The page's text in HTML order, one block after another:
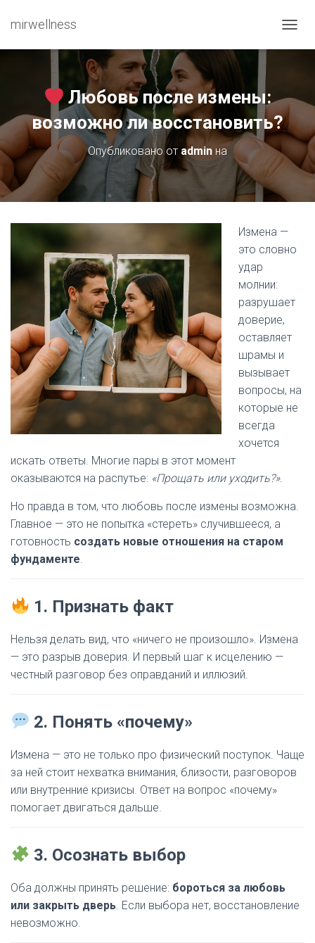
mirwellness
Любовь после измены:
возможно ли восстановить?
Опубликовано от admin на
Измена —
это словно
удар
молнии:
разрушает
доверие,
оставляет
шрамы и
вызывает
вопросы, на
которые не
всегда
хочется
искать ответы. Многие пары в этот момент
оказываются на распутье: «Прощать или уходить?».
Но правда в том, что любовь после измены возможна.
Главное — это не попытка «стереть» случившееся, а
готовность создать новые отношения на старом
фундаменте.
1. Признать факт
Нельзя делать вид, что «ничего не произошло». Измена
— это разрыв доверия. И первый шаг к исцелению —
честный разговор без оправданий и иллюзий.
2. Понять «почему»
Измена — это не только про физический поступок. Чаще
за ней стоит нехватка внимания, близости, разговоров
или внутренние кризисы. Ответ на вопрос «почему»
помогает двигаться дальше.
3. Осознать выбор
Оба должны принять решение: бороться за любовь
или закрыть дверь. Если выбора нет, восстановление
невозможно.